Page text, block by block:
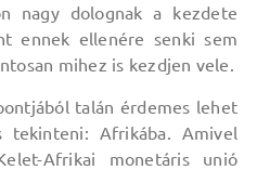
nagy dolognak a kezdete
ennek ellenére senki sem
mihez is kezdjen vele.
talán érdemes lehet
Afrikába. Amivel
Afrikai monetáris unió